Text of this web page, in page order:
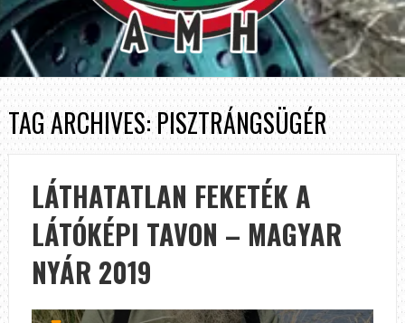
TAG ARCHIVES: PISZTRÁNGSÜGÉR
LÁTHATATLAN FEKETÉK A
LÁTÓKÉPI TAVON – MAGYAR
NYÁR 2019